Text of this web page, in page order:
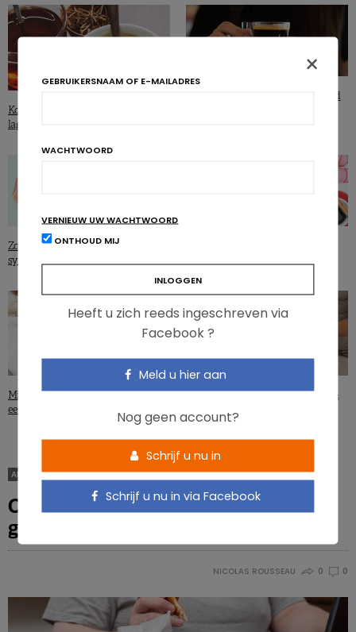
Koffie en thee geassocieerd met
lager risico op CVA en dementie
Kan cafeïne de invloed van fastfood
Zou koffie het risico op metabool
syndroom verlagen?
Migraine: 3 dosissen cafeïne kunnen
een aanval uitlokken
Cafeïne tijdens de zwangerschap &
ARTIKELS
Overgewicht is slecht voor het
geheugen
NICOLAS ROUSSEAU 0 0
×
GEBRUIKERSNAAM OF E-MAILADRES
WACHTWOORD
VERNIEUW UW WACHTWOORD
ONTHOUD MIJ
Heeft u zich reeds ingeschreven via
Facebook ?
Meld u hier aan
Nog geen account?
Schrijf u nu in
Schrijf u nu in via Facebook